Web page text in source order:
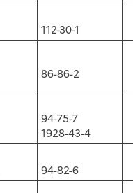
112-30-1
86-86-2
94-75-7
1928-43-4
94-82-6